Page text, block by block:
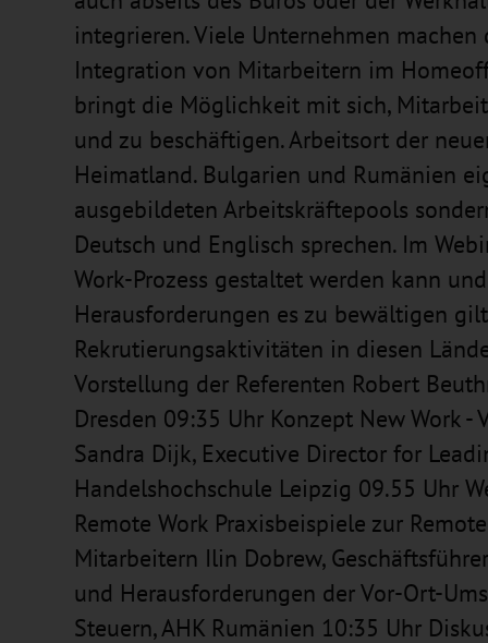
integrieren. Viele Unternehmen
Integration von Mitarbeitern im
bringt die Möglichkeit mit sich,
und zu beschäftigen. Arbeitsort der
Heimatland. Bulgarien und Rumänien
ausgebildeten Arbeitskräftepools
Deutsch und Englisch sprechen. Im
Work-Prozess gestaltet werden kann
Herausforderungen es zu bewältigen
Rekrutierungsaktivitäten in diesen
Vorstellung der Referenten Robert
Dresden 09:35 Uhr Konzept New Work -
Sandra Dijk, Executive Director for
Handelshochschule Leipzig 09.55 Uhr
Remote Work Praxisbeispiele zur
Mitarbeitern Ilin Dobrew,
und Herausforderungen der Vor-Ort-
Steuern, AHK Rumänien 10:35 Uhr